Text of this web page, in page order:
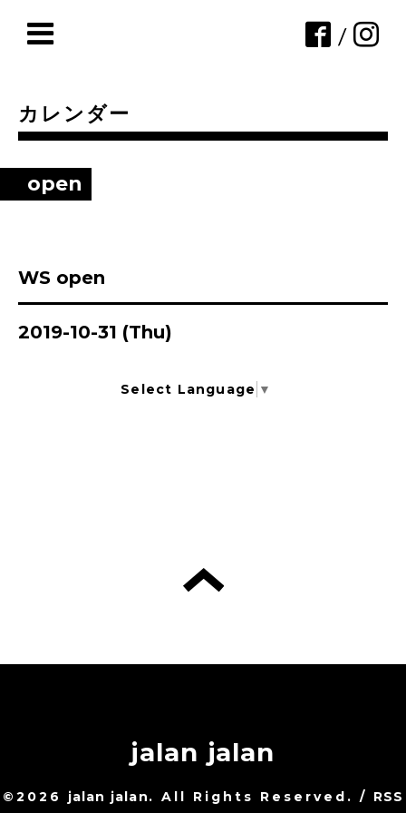
/
カレンダー
open
WS open
2019-10-31 (Thu)
Select Language ▼
jalan jalan
©2026 jalan jalan. All Rights Reserved. / RSS